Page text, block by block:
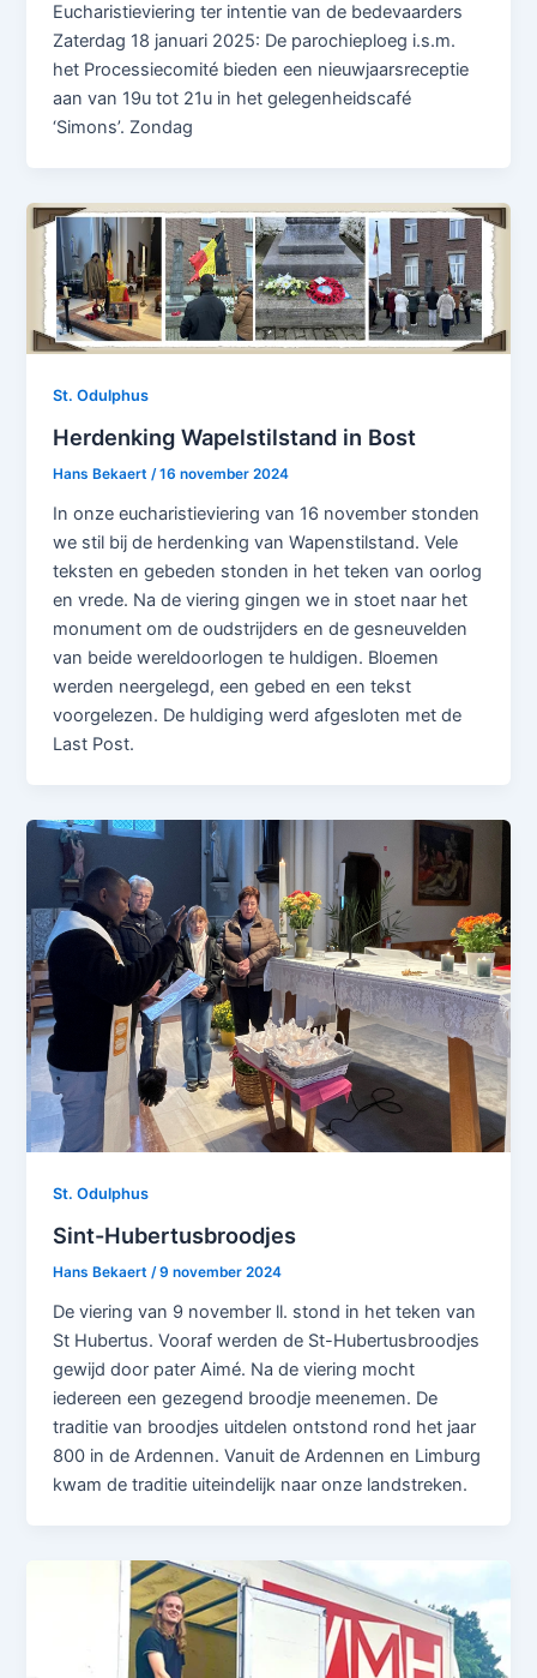
Eucharistieviering ter intentie van de bedevaarders
Zaterdag 18 januari 2025: De parochieploeg i.s.m.
het Processiecomité bieden een nieuwjaarsreceptie
aan van 19u tot 21u in het gelegenheidscafé
‘Simons’. Zondag
St. Odulphus
Herdenking Wapelstilstand in Bost
Hans Bekaert/16 november 2024
In onze eucharistieviering van 16 november stonden
we stil bij de herdenking van Wapenstilstand. Vele
teksten en gebeden stonden in het teken van oorlog
en vrede. Na de viering gingen we in stoet naar het
monument om de oudstrijders en de gesneuvelden
van beide wereldoorlogen te huldigen. Bloemen
werden neergelegd, een gebed en een tekst
voorgelezen. De huldiging werd afgesloten met de
Last Post.
St. Odulphus
Sint-Hubertusbroodjes
Hans Bekaert/9 november 2024
De viering van 9 november ll. stond in het teken van
St Hubertus. Vooraf werden de St-Hubertusbroodjes
gewijd door pater Aimé. Na de viering mocht
iedereen een gezegend broodje meenemen. De
traditie van broodjes uitdelen ontstond rond het jaar
800 in de Ardennen. Vanuit de Ardennen en Limburg
kwam de traditie uiteindelijk naar onze landstreken.